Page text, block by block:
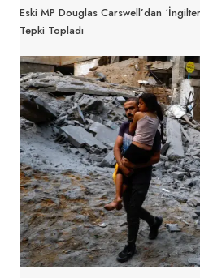
Eski MP Douglas Carswell’dan
Tepki Topladı